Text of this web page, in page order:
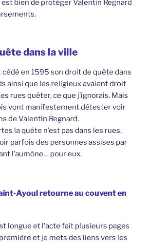
est bien de protéger Valentin Regnard
dans la ville
cédé en 1595 son droit de quête dans
ainsi que les religieux avaient droit
rues quêter, ce que j’ignorais. Mais
vont manifestement détester voir
de Valentin Regnard.
la quête n’est pas dans les rues,
parfois des personnes assises par
l’aumône… pour eux.
Ayoul retourne au couvent en
longue et l’acte fait plusieurs pages
et je mets des liens vers les